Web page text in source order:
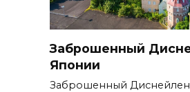
Заброшенный
Японии
Заброшенный